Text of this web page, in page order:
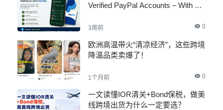
Verified PayPal Accounts – With All
3周前 0
欧洲高温带火“清凉经济”，这些跨境
降温品类卖爆了！
1个月前 0
一文读懂IOR清关+Bond保税，做美
线跨境出货为什么一定要选？